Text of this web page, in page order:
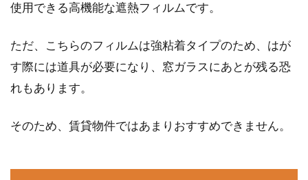
使用できる高機能な遮熱フィルムです。
ただ、こちらのフィルムは強粘着タイプのため、はが
す際には道具が必要になり、窓ガラスにあとが残る恐
れもあります。
そのため、賃貸物件ではあまりおすすめできません。